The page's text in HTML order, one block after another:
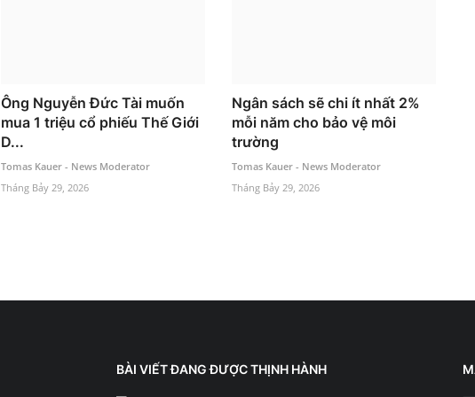
Ông Nguyễn Đức Tài muốn
mua 1 triệu cổ phiếu Thế Giới
D...
Tomas Kauer - News Moderator
Tháng Bảy 29, 2026
Ngân sách sẽ chi ít nhất 2%
mỗi năm cho bảo vệ môi
trường
Tomas Kauer - News Moderator
Tháng Bảy 29, 2026
BÀI VIẾT ĐANG ĐƯỢC THỊNH HÀNH